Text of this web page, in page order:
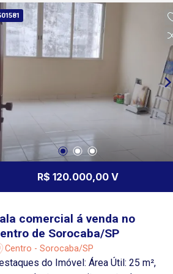
R$ 120.000,00 V
comercial á venda no
de Sorocaba/SP
Centro - Sorocaba/SP
do Imóvel: Área Útil: 25 m²,